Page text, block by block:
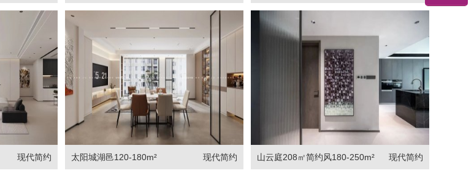
现代简约 太阳城湖邑120-180m² 现代简约 山云庭208㎡简约风180-250m² 现代简约